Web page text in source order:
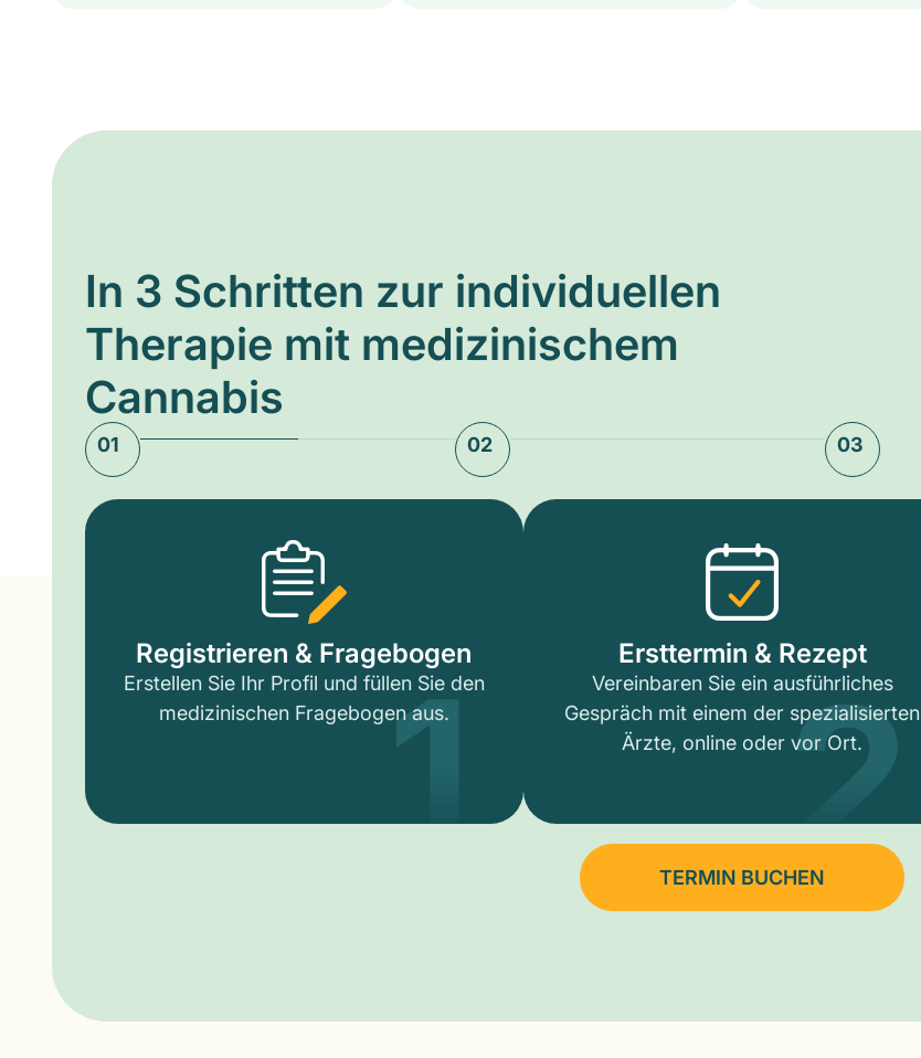
In 3 Schritten zur individuellen
Therapie mit medizinischem
Cannabis
01 02 03
Registrieren & Fragebogen
Erstellen Sie Ihr Profil und füllen Sie den
medizinischen Fragebogen aus.
1 Ersttermin & Rezept
Vereinbaren Sie ein ausführliches
Gespräch mit einem der spezialisierten
Ärzte, online oder vor Ort.
2
TERMIN BUCHEN